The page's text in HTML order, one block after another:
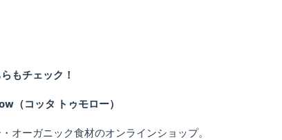
もチェック！
（コッタ トゥモロー）
オーガニック食材のオンラインショップ。